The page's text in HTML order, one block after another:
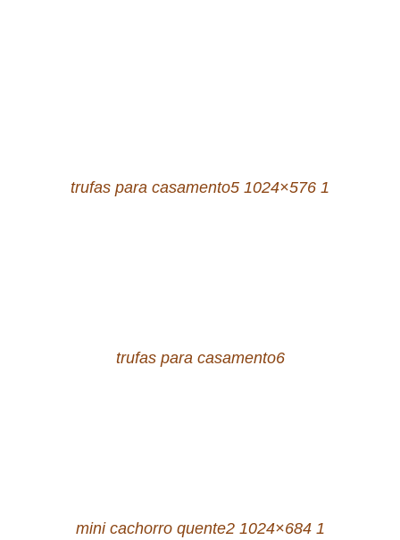
trufas para casamento5 1024×576 1
trufas para casamento6
mini cachorro quente2 1024×684 1